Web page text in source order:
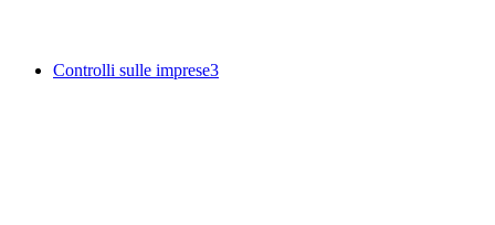
Controlli sulle imprese3